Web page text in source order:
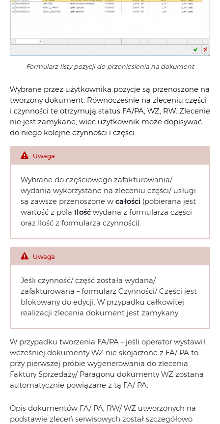
Formularz listy pozycji do przeniesienia na dokument
Wybrane przez użytkownika pozycje są przenoszone na
tworzony dokument. Równocześnie na zleceniu części
i czynności te otrzymują status FA/PA, WZ, RW. Zlecenie
nie jest zamykane, wiec użytkownik może dopisywać
do niego kolejne czynności i części.
Uwaga
Wybrane do częściowego zafakturowania/
wydania wykorzystane na zleceniu części/ usługi
są zawsze przenoszone w całości (pobierana jest
wartość z pola Ilość wydana z formularza części
oraz Ilość z formularza czynności).
Uwaga
Jeśli czynność/ część została wydana/
zafakturowana – formularz Czynności/ Części jest
blokowany do edycji. W przypadku całkowitej
realizacji zlecenia dokument jest zamykany.
W przypadku tworzenia FA/PA – jeśli operator wystawił
wcześniej dokumenty WZ nie skojarzone z FA/ PA to
przy pierwszej próbie wygenerowania do zlecenia
Faktury Sprzedaży/ Paragonu dokumenty WZ zostaną
automatycznie powiązane z tą FA/ PA.
Opis dokumentów FA/ PA, RW/ WZ utworzonych na
podstawie zleceń serwisowych został szczegółowo